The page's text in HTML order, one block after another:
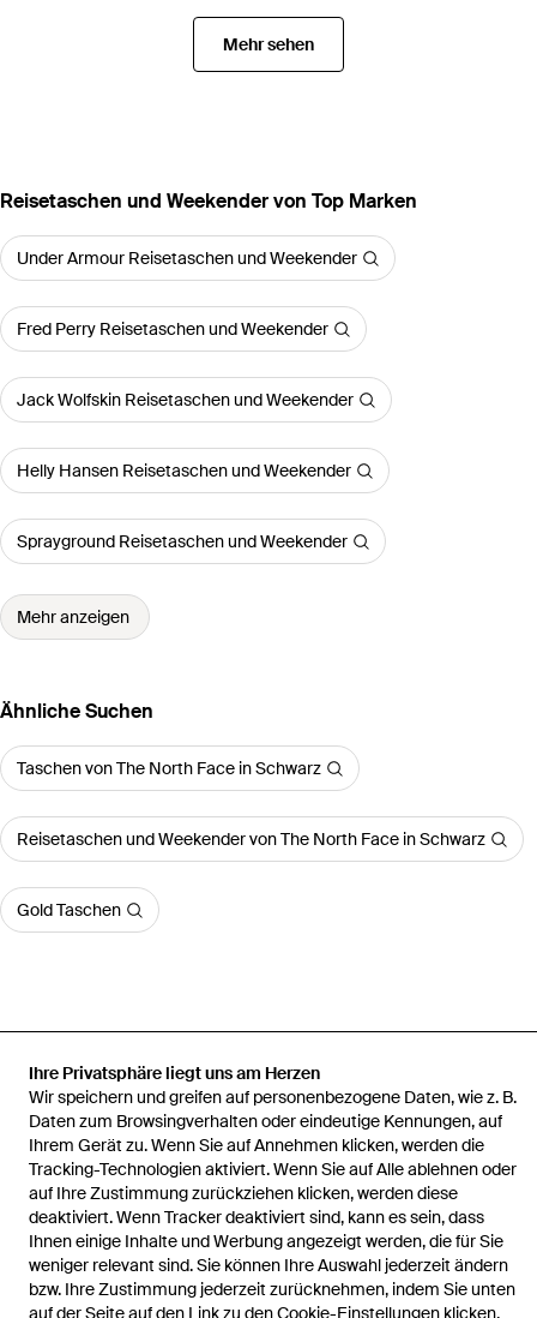
Ihre Privatsphäre liegt uns am Herzen
Wir speichern und greifen auf personenbezogene Daten, wie z. B.
Daten zum Browsingverhalten oder eindeutige Kennungen, auf
Ihrem Gerät zu. Wenn Sie auf Annehmen klicken, werden die
Tracking-Technologien aktiviert. Wenn Sie auf Alle ablehnen oder
auf Ihre Zustimmung zurückziehen klicken, werden diese
deaktiviert. Wenn Tracker deaktiviert sind, kann es sein, dass
Ihnen einige Inhalte und Werbung angezeigt werden, die für Sie
weniger relevant sind. Sie können Ihre Auswahl jederzeit ändern
bzw. Ihre Zustimmung jederzeit zurücknehmen, indem Sie unten
auf der Seite auf den Link zu den Cookie-Einstellungen klicken.
Mehr sehen
Reisetaschen und Weekender von Top Marken
Under Armour Reisetaschen und Weekender
Fred Perry Reisetaschen und Weekender
Jack Wolfskin Reisetaschen und Weekender
Helly Hansen Reisetaschen und Weekender
Sprayground Reisetaschen und Weekender
Mehr anzeigen
Ähnliche Suchen
Taschen von The North Face in Schwarz
Reisetaschen und Weekender von The North Face in Schwarz
Gold Taschen
Reisetaschen und Weekender
Reisetasche Base Camp M
Schwarz/Weiß
Hilfe und Informationen